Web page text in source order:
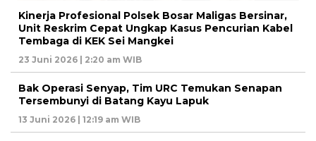
Kinerja Profesional Polsek Bosar Maligas Bersinar,
Unit Reskrim Cepat Ungkap Kasus Pencurian Kabel
Tembaga di KEK Sei Mangkei
23 Juni 2026 | 2:20 am WIB
Bak Operasi Senyap, Tim URC Temukan Senapan
Tersembunyi di Batang Kayu Lapuk
13 Juni 2026 | 12:19 am WIB